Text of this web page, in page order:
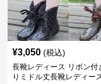
¥3,050 (税込)
長靴レディース リボン付
りミドル丈長靴レディー